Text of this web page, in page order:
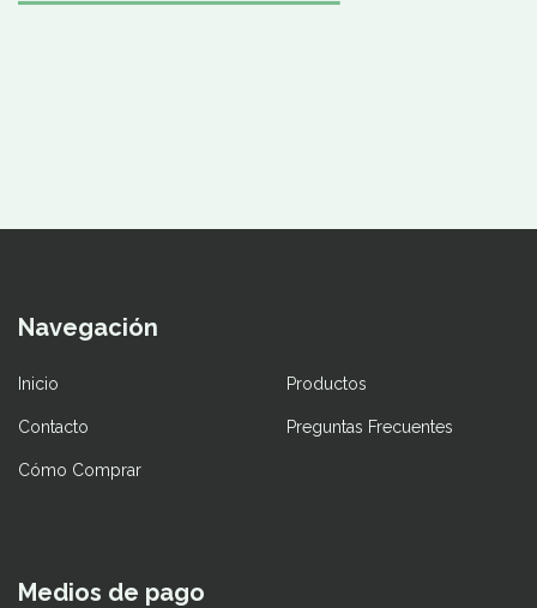
Navegación
Inicio Productos
Contacto Preguntas Frecuentes
Cómo Comprar
Medios de pago